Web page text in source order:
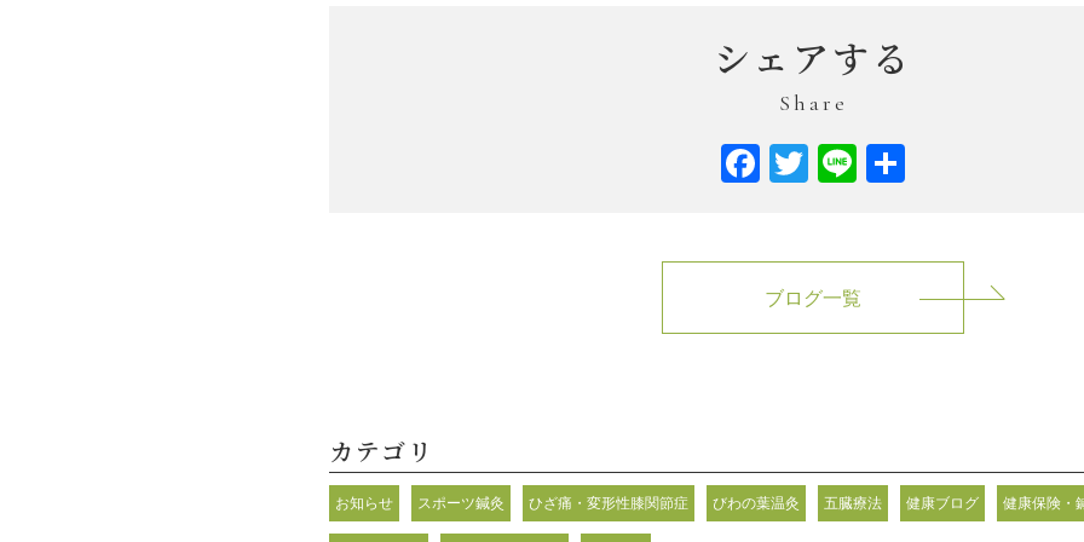
シェアする
Share
Facebook
Twitter
Line
ブログ一覧
カテゴリ
お知らせ スポーツ鍼灸 ひざ痛・変形性膝関節症 びわの葉温灸 五臓療法 健康ブログ 健康保険・